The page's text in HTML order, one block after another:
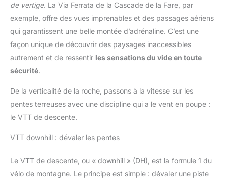
de vertige. La Via Ferrata de la Cascade de la Fare, par
exemple, offre des vues imprenables et des passages aériens
qui garantissent une belle montée d’adrénaline. C’est une
façon unique de découvrir des paysages inaccessibles
autrement et de ressentir les sensations du vide en toute
sécurité.
De la verticalité de la roche, passons à la vitesse sur les
pentes terreuses avec une discipline qui a le vent en poupe :
le VTT de descente.
VTT downhill : dévaler les pentes
Le VTT de descente, ou « downhill » (DH), est la formule 1 du
vélo de montagne. Le principe est simple : dévaler une piste